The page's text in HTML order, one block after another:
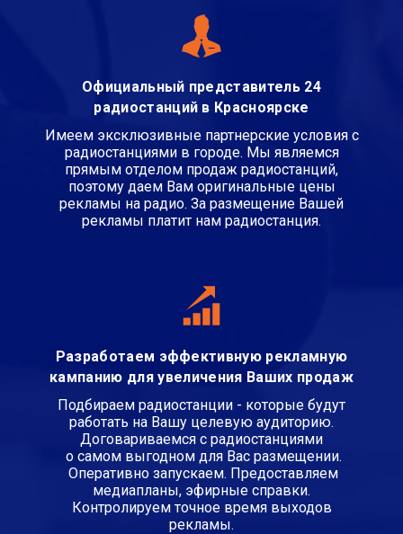
Официальный представитель 24
радиостанций в Красноярске
Имеем эксклюзивные партнерские условия с
радиостанциями в городе. Мы являемся
прямым отделом продаж радиостанций,
поэтому даем Вам оригинальные цены
рекламы на радио. За размещение Вашей
рекламы платит нам радиостанция.
Разработаем эффективную рекламную
кампанию для увеличения Ваших продаж
Подбираем радиостанции - которые будут
работать на Вашу целевую аудиторию.
Договариваемся с радиостанциями
о самом выгодном для Вас размещении.
Оперативно запускаем. Предоставляем
медиапланы, эфирные справки.
Контролируем точное время выходов
рекламы.